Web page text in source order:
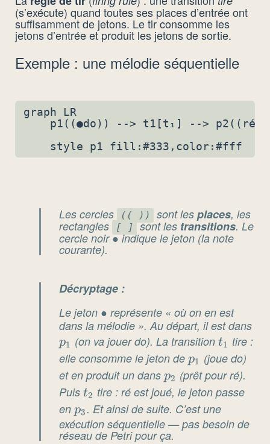
(s’exécute) quand toutes ses places d’entrée ont
suffisamment de jetons. Le tir consomme les
jetons d’entrée et produit les jetons de sortie.
Exemple : une mélodie séquentielle
graph LR
p1((●do)) --> t1[t₁] -->
Les cercles (( )) sont lesplaces, les
rectangles
[ ] sont les transitions. Le
cercle noir ● indique le jeton (la note
courante).
Décryptage :
Le jeton ● représente « où on en est
dans la mélodie ». Au départ, il est dans
p1 (on va jouer do). La transition t_1
t1 tire :
elle consomme le jeton de p_1
p1 (joue do)
et en produit un dans p_2
p2 (prêt pour ré).
Puis t_2
t2 tire : ré est joué, le jeton passe
en p_3
p3. Et ainsi de suite. C’est une
exécution séquentielle — pas besoin de
réseau de Petri pour ça.